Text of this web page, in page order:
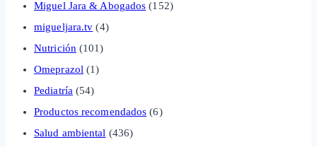
Miguel Jara & Abogados (152)
migueljara.tv (4)
Nutrición (101)
Omeprazol (1)
Pediatría (54)
Productos recomendados (6)
Salud ambiental (436)